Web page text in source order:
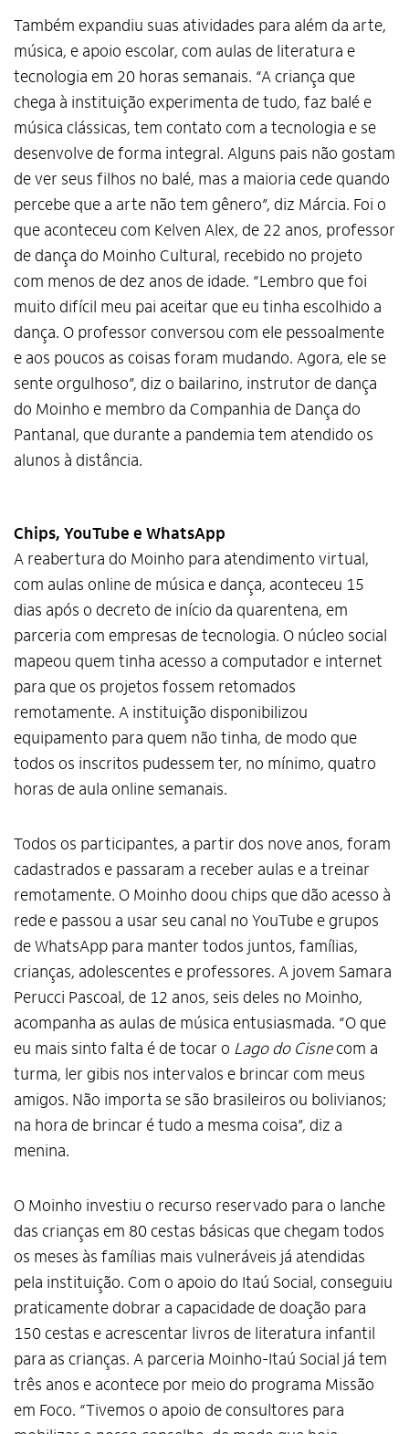
Também expandiu suas atividades para além da arte,
música, e apoio escolar, com aulas de literatura e
tecnologia em 20 horas semanais. “A criança que
chega à instituição experimenta de tudo, faz balé e
música clássicas, tem contato com a tecnologia e se
desenvolve de forma integral. Alguns pais não gostam
de ver seus filhos no balé, mas a maioria cede quando
percebe que a arte não tem gênero”, diz Márcia. Foi o
que aconteceu com Kelven Alex, de 22 anos, professor
de dança do Moinho Cultural, recebido no projeto
com menos de dez anos de idade. “Lembro que foi
muito difícil meu pai aceitar que eu tinha escolhido a
dança. O professor conversou com ele pessoalmente
e aos poucos as coisas foram mudando. Agora, ele se
sente orgulhoso”, diz o bailarino, instrutor de dança
do Moinho e membro da Companhia de Dança do
Pantanal, que durante a pandemia tem atendido os
alunos à distância.
Chips, YouTube e WhatsApp
A reabertura do Moinho para atendimento virtual,
com aulas online de música e dança, aconteceu 15
dias após o decreto de início da quarentena, em
parceria com empresas de tecnologia. O núcleo social
mapeou quem tinha acesso a computador e internet
para que os projetos fossem retomados
remotamente. A instituição disponibilizou
equipamento para quem não tinha, de modo que
todos os inscritos pudessem ter, no mínimo, quatro
horas de aula online semanais.
Todos os participantes, a partir dos nove anos, foram
cadastrados e passaram a receber aulas e a treinar
remotamente. O Moinho doou chips que dão acesso à
rede e passou a usar seu canal no YouTube e grupos
de WhatsApp para manter todos juntos, famílias,
crianças, adolescentes e professores. A jovem Samara
Perucci Pascoal, de 12 anos, seis deles no Moinho,
acompanha as aulas de música entusiasmada. “O que
eu mais sinto falta é de tocar o Lago do Cisnecom a
turma, ler gibis nos intervalos e brincar com meus
amigos. Não importa se são brasileiros ou bolivianos;
na hora de brincar é tudo a mesma coisa”, diz a
menina.
O Moinho investiu o recurso reservado para o lanche
das crianças em 80 cestas básicas que chegam todos
os meses às famílias mais vulneráveis já atendidas
pela instituição. Com o apoio do Itaú Social, conseguiu
praticamente dobrar a capacidade de doação para
150 cestas e acrescentar livros de literatura infantil
para as crianças. A parceria Moinho-Itaú Social já tem
três anos e acontece por meio do programa Missão
em Foco. “Tivemos o apoio de consultores para